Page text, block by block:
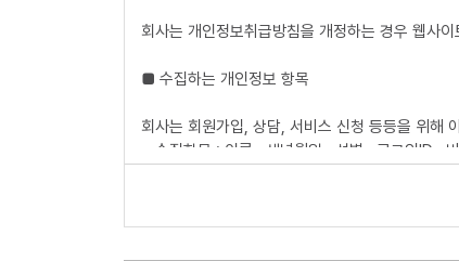
제3조(약관의 효력과 변경)
회원은 변경된 약관에 동의하지 않을 경우 회원
① 이 약관의 서비스 화면에 게시하거나 공지사항
③ 이용자가 변경된 약관에 동의하지 않는 경우
약관 변경에 동의한 것으로 간주되며 변경된 약
회사는 개인정보취급방침을 개정하는 경우 웹사
■ 수집하는 개인정보 항목
회사는 회원가입, 상담, 서비스 신청 등등을 위해
ο 수집항목 : 이름 , 생년월일 , 성별 , 로그인ID ,